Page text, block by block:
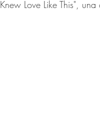
Knew Love Like This",